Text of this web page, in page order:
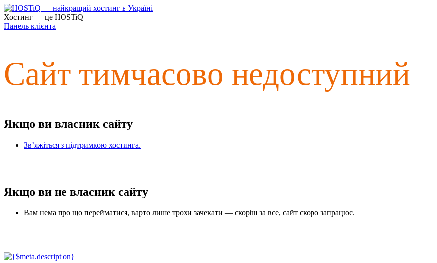
Хостинг — це HOSTiQ
Панель клієнта
Сайт тимчасово недоступний
Якщо ви власник сайту
Зв’яжіться з підтримкою хостинга.
Якщо ви не власник сайту
Вам нема про що перейматися, варто лише трохи зачекати — скоріш за все, сайт скоро запрацює.